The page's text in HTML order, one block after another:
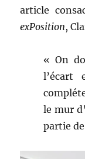
article
exPosition,
« On
l’écart
le mur
partie